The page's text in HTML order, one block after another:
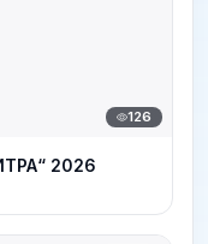
126
2026